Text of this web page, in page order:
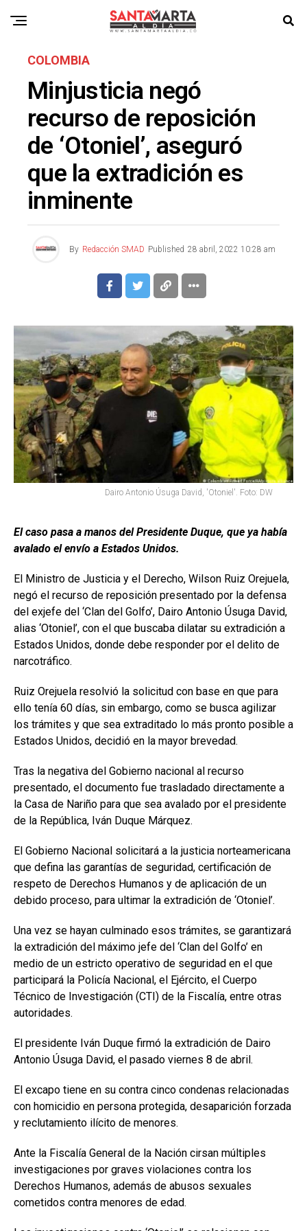
COLOMBIA
Minjusticia negó
recurso de reposición
de ‘Otoniel’, aseguró
que la extradición es
inminente
By Redacción SMAD Published 28 abril, 2022 10:28 am
Dairo Antonio Úsuga David, 'Otoniel'. Foto: DW
El caso pasa a manos del Presidente Duque, que ya había
avalado el envío a Estados Unidos.
El Ministro de Justicia y el Derecho, Wilson Ruiz Orejuela,
negó el recurso de reposición presentado por la defensa
del exjefe del ‘Clan del Golfo’, Dairo Antonio Úsuga David,
alias ‘Otoniel’, con el que buscaba dilatar su extradición a
Estados Unidos, donde debe responder por el delito de
narcotráfico.
Ruiz Orejuela resolvió la solicitud con base en que para
ello tenía 60 días, sin embargo, como se busca agilizar
los trámites y que sea extraditado lo más pronto posible a
Estados Unidos, decidió en la mayor brevedad.
Tras la negativa del Gobierno nacional al recurso
presentado, el documento fue trasladado directamente a
la Casa de Nariño para que sea avalado por el presidente
de la República, Iván Duque Márquez.
El Gobierno Nacional solicitará a la justicia norteamericana
que defina las garantías de seguridad, certificación de
respeto de Derechos Humanos y de aplicación de un
debido proceso, para ultimar la extradición de ‘Otoniel’.
Una vez se hayan culminado esos trámites, se garantizará
la extradición del máximo jefe del ‘Clan del Golfo’ en
medio de un estricto operativo de seguridad en el que
participará la Policía Nacional, el Ejército, el Cuerpo
Técnico de Investigación (CTI) de la Fiscalía, entre otras
autoridades.
El presidente Iván Duque firmó la extradición de Dairo
Antonio Úsuga David, el pasado viernes 8 de abril.
El excapo tiene en su contra cinco condenas relacionadas
con homicidio en persona protegida, desaparición forzada
y reclutamiento ilícito de menores.
Ante la Fiscalía General de la Nación cirsan múltiples
investigaciones por graves violaciones contra los
Derechos Humanos, además de abusos sexuales
cometidos contra menores de edad.